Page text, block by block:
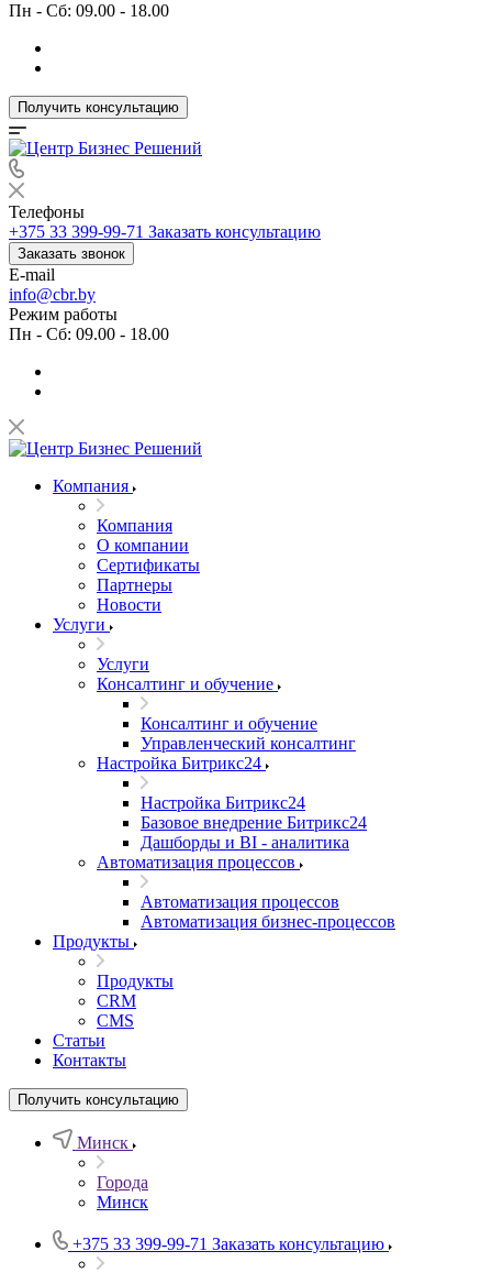
Пн - Сб: 09.00 - 18.00
Получить консультацию
Телефоны
+375 33 399-99-71 Заказать консультацию
Заказать звонок
E-mail
info@cbr.by
Режим работы
Пн - Сб: 09.00 - 18.00
Компания
Компания
О компании
Сертификаты
Партнеры
Новости
Услуги
Услуги
Консалтинг и обучение
Консалтинг и обучение
Управленческий консалтинг
Настройка Битрикс24
Настройка Битрикс24
Базовое внедрение Битрикс24
Дашборды и BI - аналитика
Автоматизация процессов
Автоматизация процессов
Автоматизация бизнес-процессов
Продукты
Продукты
CRM
CMS
Статьи
Контакты
Получить консультацию
Минск
Города
Минск
+375 33 399-99-71 Заказать консультацию